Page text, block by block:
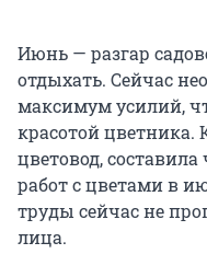
Июнь — разгар
отдыхать. Сейчас
максимум усилий,
красотой цветника.
цветовод,
работ с цветами в
труды сейчас не
лица.